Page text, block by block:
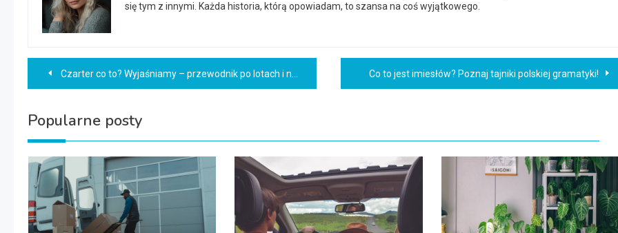
się tym z innymi. Każda historia, którą opowiadam, to szansa na coś wyjątkowego.
Nawigacja
Czarter co to? Wyjaśniamy – przewodnik po lotach i nie tylko Co to jest imiesłów? Poznaj tajniki polskiej gramatyki!
Popularne posty